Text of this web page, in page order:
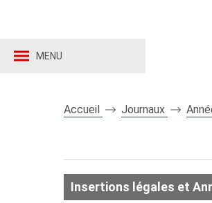
MENU
Accueil Journaux
Insertions légales et